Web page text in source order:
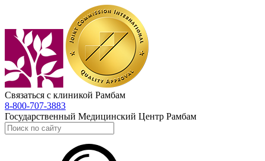
Связаться с клиникой Рамбам
8-800-707-3883
Государственный Медицинский Центр Рамбам